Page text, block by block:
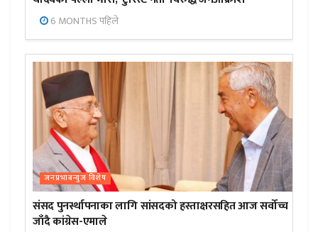
6 MONTHS पहिले
जनप्रभाबन्युज विशेष
संसद पुनर्स्थापनाका लागि सांसदको हस्ताक्षरसहित आज सर्वोच्च
जाँदै कांग्रेस-एमाले